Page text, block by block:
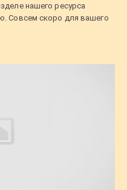
нашего ресурса
Совсем скоро для вашего